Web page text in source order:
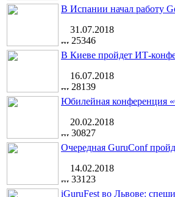
В Испании начал работу
31.07.2018
25346
В Киеве пройдет ИТ-
16.07.2018
28139
Юбилейная конференция
20.02.2018
30827
Очередная GuruConf
14.02.2018
33123
iGuruFest во Львове: